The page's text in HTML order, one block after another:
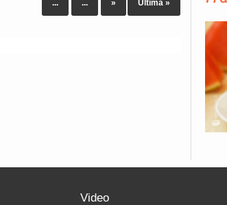
... ... » Ultima »
Video